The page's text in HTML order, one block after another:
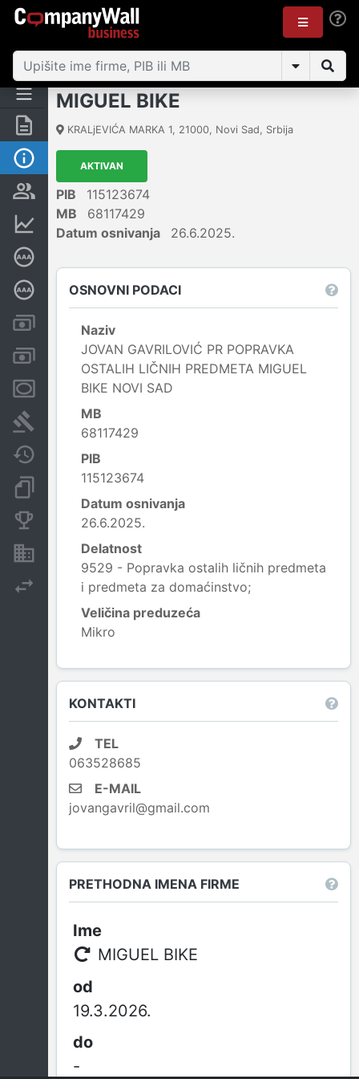
Rezime
Vlasnička struktura
Dubinska bonitetna ocena
Kreditni limit kompanije
Računi i blokade
Menice i zaloge
Sudski sporovi
Javne nabavke
Dokumenti i objave
Konkurentske kompanije
Nekretnine i imovina
MIGUEL BIKE
KRALjEVIĆA MARKA 1, 21000, Novi Sad, Srbija
AKTIVAN
PIB
115123674
MB
68117429
Datum osnivanja
26.6.2025.
OSNOVNI PODACI
Naziv
JOVAN GAVRILOVIĆ PR POPRAVKA
OSTALIH LIČNIH PREDMETA MIGUEL
BIKE NOVI SAD
MB
68117429
PIB
115123674
Datum osnivanja
26.6.2025.
Delatnost
9529 - Popravka ostalih ličnih predmeta
i predmeta za domaćinstvo;
Veličina preduzeća
Mikro
KONTAKTI
TEL
063528685
E-MAIL
jovangavril@gmail.com
PRETHODNA IMENA FIRME
MIGUEL BIKE
19.3.2026.
-